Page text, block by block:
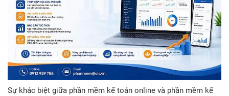
Sự khác biệt giữa phần mềm kế toán online và phần mềm kế